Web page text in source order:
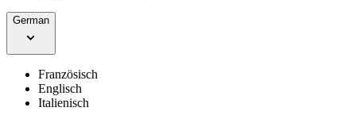
German
Französisch
Englisch
Italienisch